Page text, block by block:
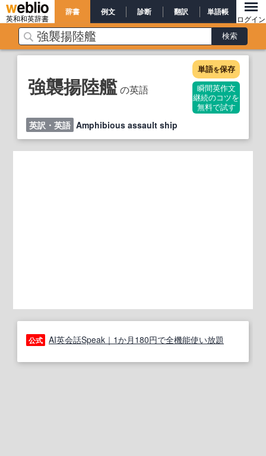
英和和英辞書
辞書 例文 診断 翻訳 単語帳
ログイン
強襲揚陸艦 の英語
単語を保存
瞬間英作文
継続のコツを
無料で試す
英訳・英語 Amphibious assault ship
公式 AI英会話Speak｜1か月180円で全機能使い放題